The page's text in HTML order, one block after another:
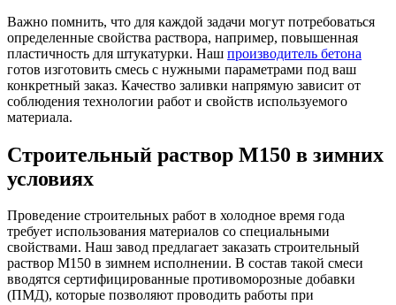
Важно помнить, что для каждой задачи могут потребоваться
определенные свойства раствора, например, повышенная
пластичность для штукатурки. Наш производитель бетона
готов изготовить смесь с нужными параметрами под ваш
конкретный заказ. Качество заливки напрямую зависит от
соблюдения технологии работ и свойств используемого
материала.
Строительный раствор М150 в зимних
условиях
Проведение строительных работ в холодное время года
требует использования материалов со специальными
свойствами. Наш завод предлагает заказать строительный
раствор М150 в зимнем исполнении. В состав такой смеси
вводятся сертифицированные противоморозные добавки
(ПМД), которые позволяют проводить работы при